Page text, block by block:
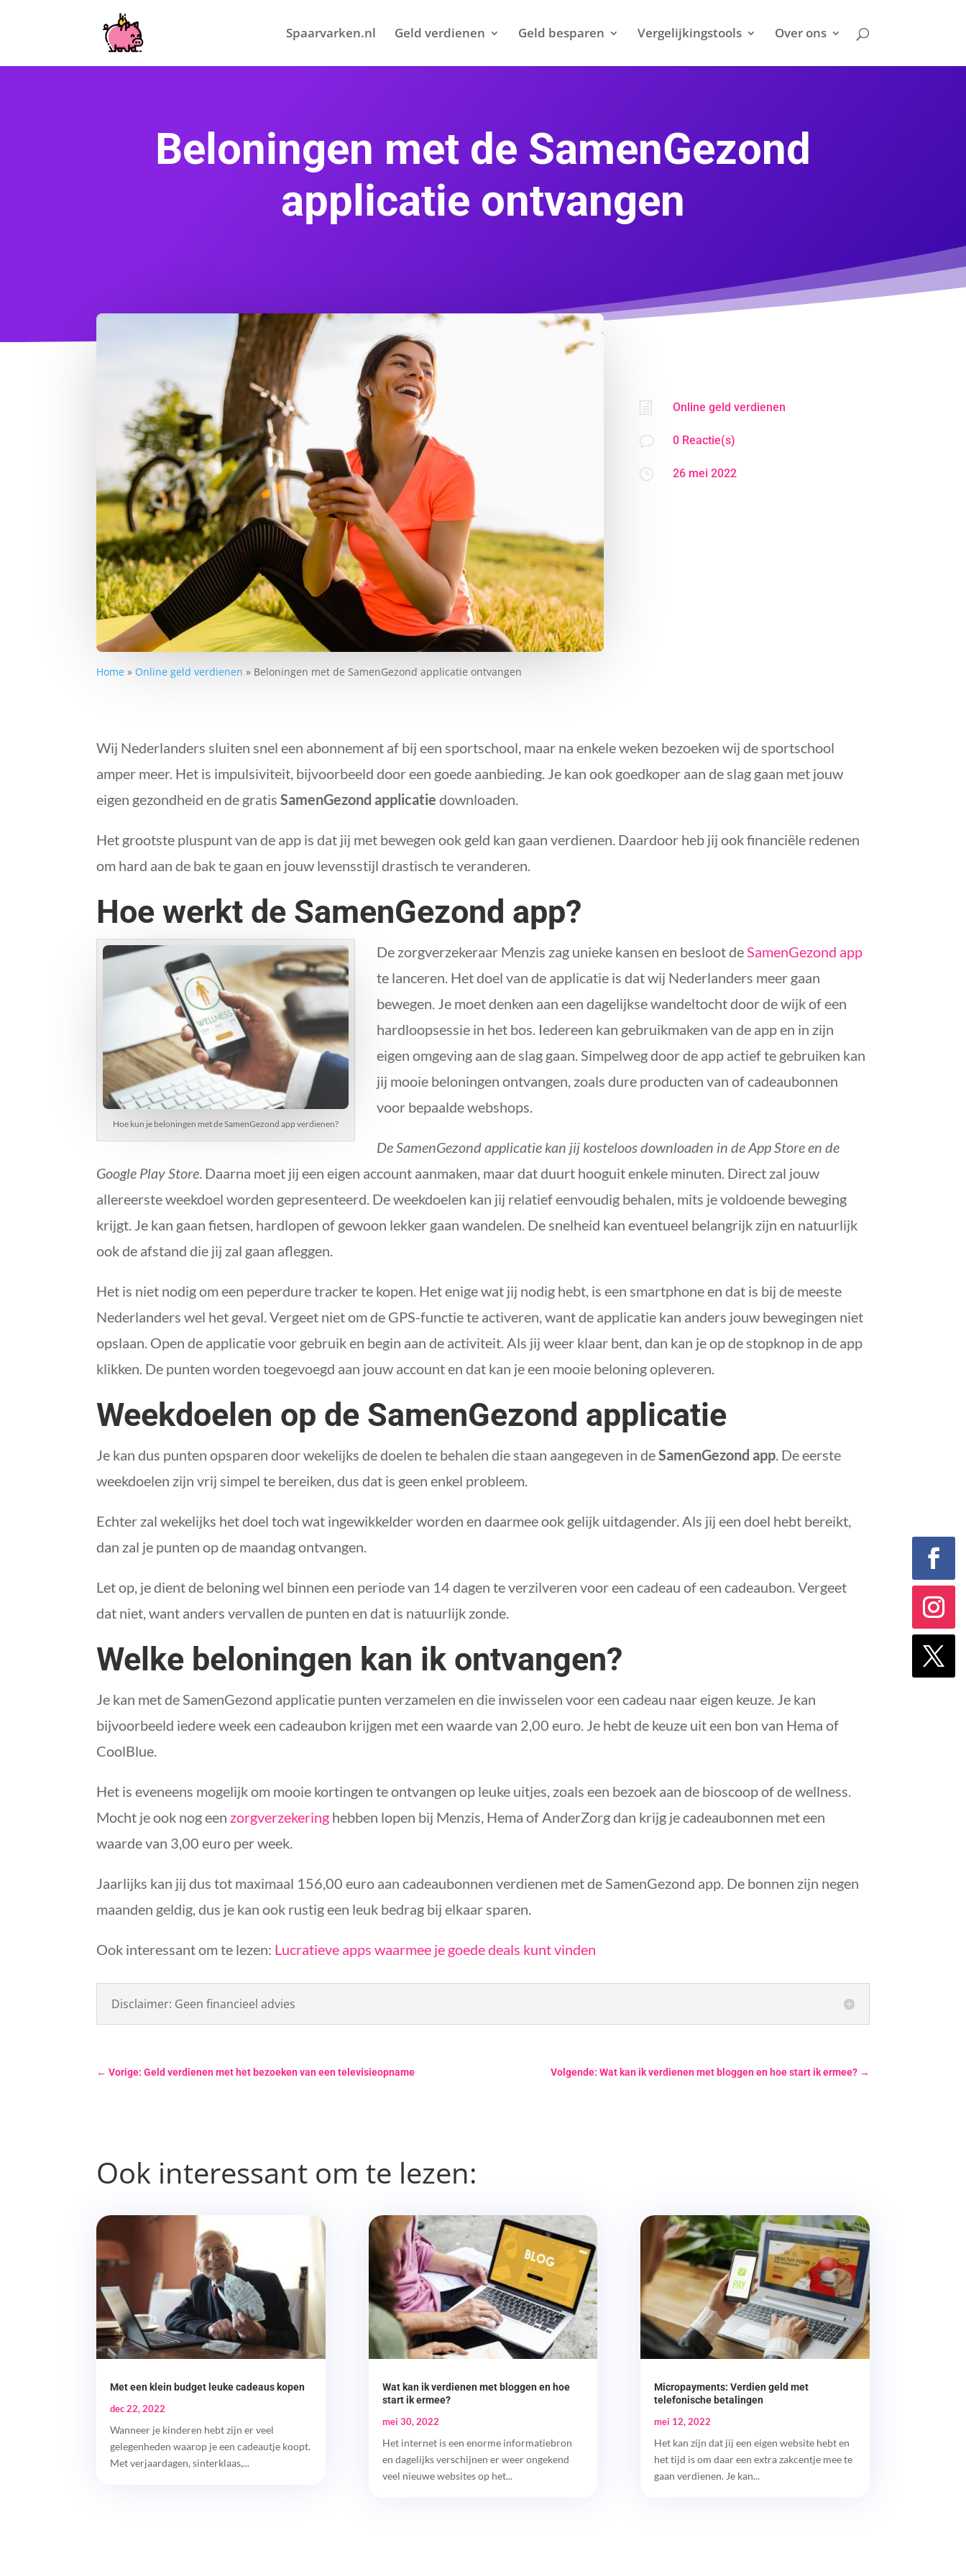
Spaarvarken.nl Geld verdienen Geld besparen Vergelijkingstools Over ons
Beloningen met de SamenGezond
applicatie ontvangen
Home » Online geld verdienen » Beloningen met de SamenGezond applicatie ontvangen
h Online geld verdienen
v 0 Reactie(s)
} 26 mei 2022
Wij Nederlanders sluiten snel een abonnement af bij een sportschool, maar na enkele weken bezoeken wij de sportschool
amper meer. Het is impulsiviteit, bijvoorbeeld door een goede aanbieding. Je kan ook goedkoper aan de slag gaan met jouw
eigen gezondheid en de gratisSamenGezond applicatie downloaden.
Het grootste pluspunt van de app is dat jij met bewegen ook geld kan gaan verdienen. Daardoor heb jij ook financiële redenen
om hard aan de bak te gaan en jouw levensstijl drastisch te veranderen.
Hoe werkt de SamenGezond app?
Hoe kun je beloningen met de SamenGezond app verdienen?
De zorgverzekeraar Menzis zag unieke kansen en besloot deSamenGezond app
te lanceren. Het doel van de applicatie is dat wij Nederlanders meer gaan
bewegen. Je moet denken aan een dagelijkse wandeltocht door de wijk of een
hardloopsessie in het bos. Iedereen kan gebruikmaken van de app en in zijn
eigen omgeving aan de slag gaan. Simpelweg door de app actief te gebruiken kan
jij mooie beloningen ontvangen, zoals dure producten van of cadeaubonnen
voor bepaalde webshops.
De SamenGezond applicatie kan jij kosteloos downloaden in de App Store en de
Google Play Store. Daarna moet jij een eigen account aanmaken, maar dat duurt hooguit enkele minuten. Direct zal jouw
allereerste weekdoel worden gepresenteerd. De weekdoelen kan jij relatief eenvoudig behalen, mits je voldoende beweging
krijgt. Je kan gaan fietsen, hardlopen of gewoon lekker gaan wandelen. De snelheid kan eventueel belangrijk zijn en natuurlijk
ook de afstand die jij zal gaan afleggen.
Het is niet nodig om een peperdure tracker te kopen. Het enige wat jij nodig hebt, is een smartphone en dat is bij de meeste
Nederlanders wel het geval. Vergeet niet om de GPS-functie te activeren, want de applicatie kan anders jouw bewegingen niet
opslaan. Open de applicatie voor gebruik en begin aan de activiteit. Als jij weer klaar bent, dan kan je op de stopknop in de app
klikken. De punten worden toegevoegd aan jouw account en dat kan je een mooie beloning opleveren.
Weekdoelen op de SamenGezond applicatie
Je kan dus punten opsparen door wekelijks de doelen te behalen die staan aangegeven in deSamenGezond app. De eerste
weekdoelen zijn vrij simpel te bereiken, dus dat is geen enkel probleem.
Echter zal wekelijks het doel toch wat ingewikkelder worden en daarmee ook gelijk uitdagender. Als jij een doel hebt bereikt,
dan zal je punten op de maandag ontvangen.
Let op, je dient de beloning wel binnen een periode van 14 dagen te verzilveren voor een cadeau of een cadeaubon. Vergeet
dat niet, want anders vervallen de punten en dat is natuurlijk zonde.
Welke beloningen kan ik ontvangen?
Je kan met de SamenGezond applicatie punten verzamelen en die inwisselen voor een cadeau naar eigen keuze. Je kan
bijvoorbeeld iedere week een cadeaubon krijgen met een waarde van 2,00 euro. Je hebt de keuze uit een bon van Hema of
CoolBlue.
Het is eveneens mogelijk om mooie kortingen te ontvangen op leuke uitjes, zoals een bezoek aan de bioscoop of de wellness.
Mocht je ook nog een zorgverzekering hebben lopen bij Menzis, Hema of AnderZorg dan krijg je cadeaubonnen met een
waarde van 3,00 euro per week.
Jaarlijks kan jij dus tot maximaal 156,00 euro aan cadeaubonnen verdienen met de SamenGezond app. De bonnen zijn negen
maanden geldig, dus je kan ook rustig een leuk bedrag bij elkaar sparen.
Ook interessant om te lezen: Lucratieve apps waarmee je goede deals kunt vinden
Disclaimer: Geen financieel advies
←Vorige: Geld verdienen met het bezoeken van een televisieopname Volgende: Wat kan ik verdienen met bloggen en hoe start ik ermee?→
Ook interessant om te lezen:
Met een klein budget leuke cadeaus kopen
dec 22, 2022
Wanneer je kinderen hebt zijn er veel
gelegenheden waarop je een cadeautje koopt.
Met verjaardagen, sinterklaas,...
Wat kan ik verdienen met bloggen en hoe
start ik ermee?
mei 30, 2022
Het internet is een enorme informatiebron
en dagelijks verschijnen er weer ongekend
veel nieuwe websites op het...
Micropayments: Verdien geld met
telefonische betalingen
mei 12, 2022
Het kan zijn dat jij een eigen website hebt en
het tijd is om daar een extra zakcentje mee te
gaan verdienen. Je kan...